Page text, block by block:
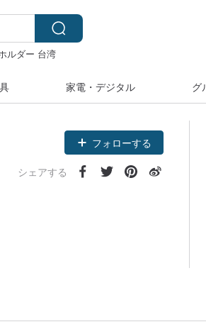
ルダー 台湾
家電・デジタル グ
フォローする
シェアする